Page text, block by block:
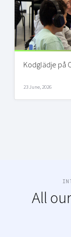
Kodglädje på
23 June, 2026
All